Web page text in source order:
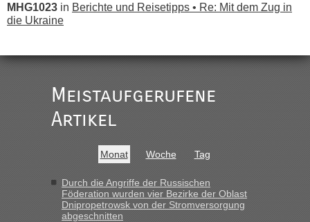
MHG1023 in Berichte und Reisetipps • Re: Mit dem Zug in
die Ukraine
Ist korrekt, aber ich finde man hätte trotzdem im Text gleich
darauf hinweisen können.
War aber nicht "böse" gemeint ...
buchbar - warum auch immer ...
Hab´s versucht - bekomme aber immer angezeigt "auf dieser
Strecke fahren wir nicht"
Meistaufgerufene
Artikel
Monat Woche Tag
Durch die Angriffe der Russischen
Föderation wurden vier Bezirke der Oblast
Dnipropetrowsk von der Stromversorgung
abgeschnitten